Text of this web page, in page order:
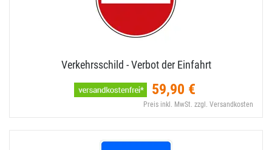
Verkehrsschild - Verbot der Einfahrt
59,90 €
Preis inkl. MwSt. zzgl. Versandkosten